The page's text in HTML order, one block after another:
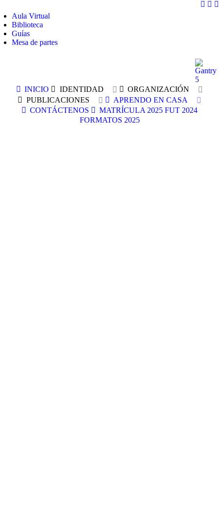
Aula Virtual
Biblioteca
Guías
Mesa de partes
INICIO IDENTIDAD
ORGANIZACIÓN
PUBLICACIONES
APRENDO EN CASA
CONTÁCTENOS
MATRÍCULA 2025 FUT 2024
FORMATOS 2025